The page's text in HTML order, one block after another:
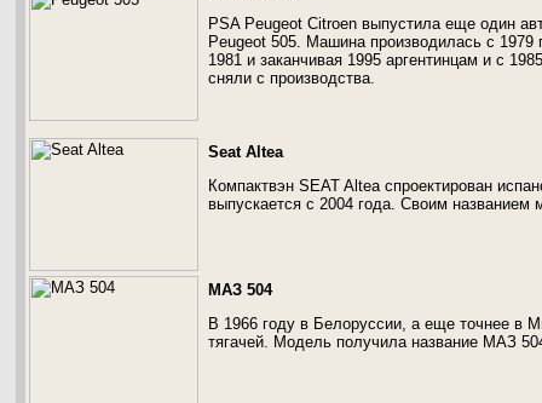
PSA Peugeot Citroen выпустила еще один
Peugeot 505. Машина производилась с 1979
1981 и заканчивая 1995 аргентинцам и с
сняли с производства.
Seat Altea
Компактвэн SEAT Altea спроектирован
выпускается с 2004 года. Своим названием
МАЗ 504
В 1966 году в Белоруссии, а еще точнее в
тягачей. Модель получила название МАЗ